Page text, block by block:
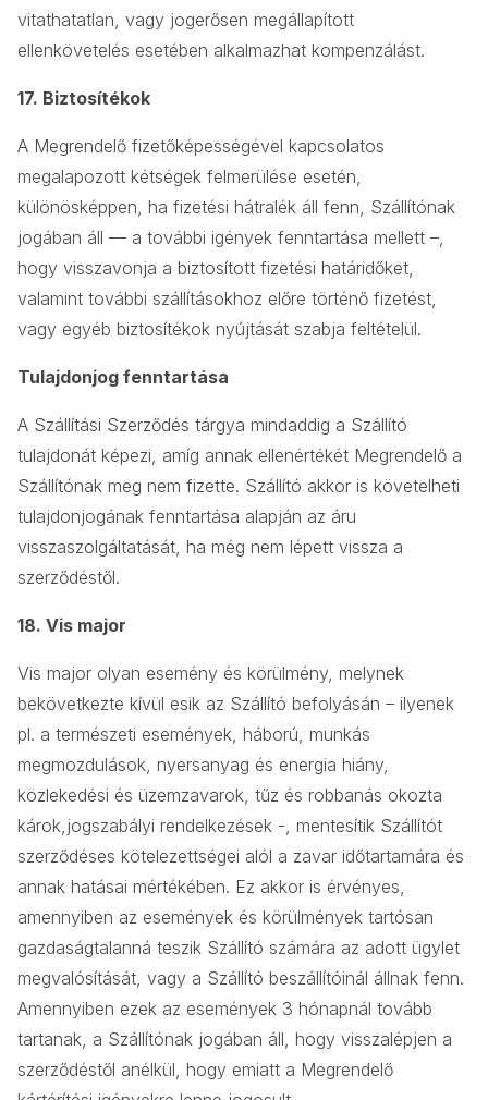
vitathatatlan, vagy jogerősen megállapított
ellenkövetelés esetében alkalmazhat kompenzálást.
17. Biztosítékok
A Megrendelő fizetőképességével kapcsolatos
megalapozott kétségek felmerülése esetén,
különösképpen, ha fizetési hátralék áll fenn, Szállítónak
jogában áll — a további igények fenntartása mellett –,
hogy visszavonja a biztosított fizetési határidőket,
valamint további szállításokhoz előre történő fizetést,
vagy egyéb biztosítékok nyújtását szabja feltételül.
Tulajdonjog fenntartása
A Szállítási Szerződés tárgya mindaddig a Szállító
tulajdonát képezi, amíg annak ellenértékét Megrendelő a
Szállítónak meg nem fizette. Szállító akkor is követelheti
tulajdonjogának fenntartása alapján az áru
visszaszolgáltatását, ha még nem lépett vissza a
szerződéstől.
18. Vis major
Vis major olyan esemény és körülmény, melynek
bekövetkezte kívül esik az Szállító befolyásán – ilyenek
pl. a természeti események, háború, munkás
megmozdulások, nyersanyag és energia hiány,
közlekedési és üzemzavarok, tűz és robbanás okozta
károk,jogszabályi rendelkezések -, mentesítik Szállítót
szerződéses kötelezettségei alól a zavar időtartamára és
annak hatásai mértékében. Ez akkor is érvényes,
amennyiben az események és körülmények tartósan
gazdaságtalanná teszik Szállító számára az adott ügylet
megvalósítását, vagy a Szállító beszállítóinál állnak fenn.
Amennyiben ezek az események 3 hónapnál tovább
tartanak, a Szállítónak jogában áll, hogy visszalépjen a
szerződéstől anélkül, hogy emiatt a Megrendelő